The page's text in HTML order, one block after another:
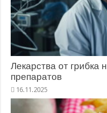
Лекарства от грибка
препаратов
16.11.2025